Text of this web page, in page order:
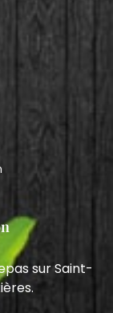
sur Saint-